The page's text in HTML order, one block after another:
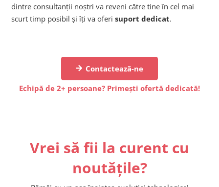
dintre consultanții noștri va reveni către tine în cel mai
scurt timp posibil și îți va oferi suport dedicat.
Contactează-ne
Echipă de 2+ persoane? Primești ofertă dedicată!
Vrei să fii la curent cu
noutățile?